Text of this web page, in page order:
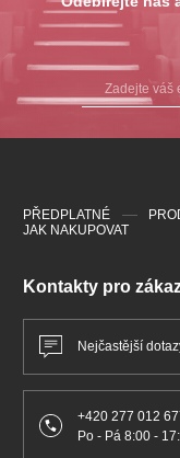
Kontakty pro
Nejčastější
+420 277 012
Po - Pá 8:00 -
PŘEDPLATNÉ
JAK NAKUPOVAT